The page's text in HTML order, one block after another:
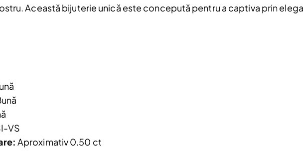
Această bijuterie unică este concepută pentru a captiva prin
VS
Aproximativ 0.50 ct